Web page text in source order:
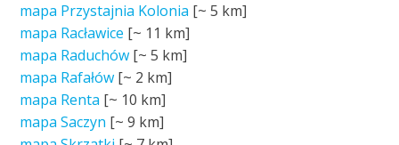
mapa Przystajnia Kolonia [~5 km]
mapa Racławice [~ 11 km]
mapa Raduchów [~5 km]
mapa Rafałów [~ 2 km]
mapa Renta [~ 10 km]
mapa Saczyn [~9 km]